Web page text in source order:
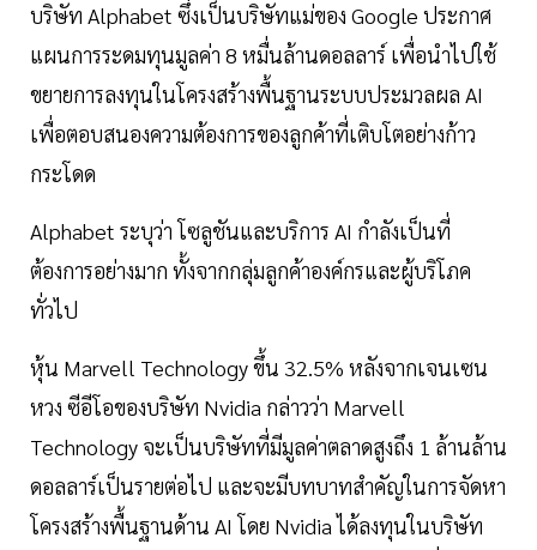
บริษัท Alphabet ซึ่งเป็นบริษัทแม่ของ Google ประกาศ
แผนการระดมทุนมูลค่า 8 หมื่นล้านดอลลาร์ เพื่อนำไปใช้
ขยายการลงทุนในโครงสร้างพื้นฐานระบบประมวลผล AI
เพื่อตอบสนองความต้องการของลูกค้าที่เติบโตอย่างก้าว
กระโดด
Alphabet ระบุว่า โซลูชันและบริการ AI กำลังเป็นที่
ต้องการอย่างมาก ทั้งจากกลุ่มลูกค้าองค์กรและผู้บริโภค
ทั่วไป
หุ้น Marvell Technology ขึ้น 32.5% หลังจากเจนเซน
หวง ซีอีโอของบริษัท Nvidia กล่าวว่า Marvell
Technology จะเป็นบริษัทที่มีมูลค่าตลาดสูงถึง 1 ล้านล้าน
ดอลลาร์เป็นรายต่อไป และจะมีบทบาทสำคัญในการจัดหา
โครงสร้างพื้นฐานด้าน AI โดย Nvidia ได้ลงทุนในบริษัท